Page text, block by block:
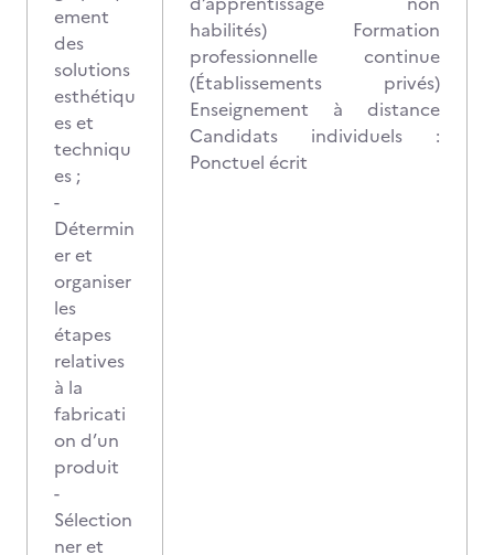
ement
des
solutions
esthétiqu
es et
techniqu
es ;
-
Détermin
er et
organiser
les
étapes
relatives
à la
fabricati
on d’un
produit
-
Sélection
ner et
habilités) Formation
professionnelle continue
(Établissements privés)
Enseignement à distance
Candidats individuels :
Ponctuel écrit